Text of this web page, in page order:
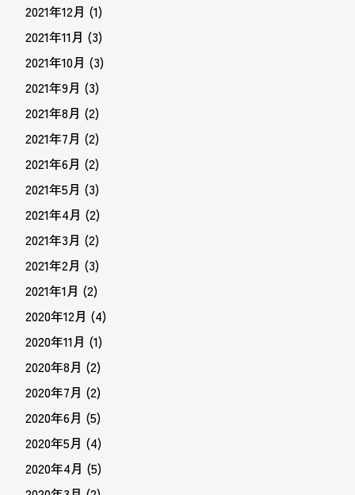
2021年12月 (1)
2021年11月 (3)
2021年10月 (3)
2021年9月 (3)
2021年8月 (2)
2021年7月 (2)
2021年6月 (2)
2021年5月 (3)
2021年4月 (2)
2021年3月 (2)
2021年2月 (3)
2021年1月 (2)
2020年12月 (4)
2020年11月 (1)
2020年8月 (2)
2020年7月 (2)
2020年6月 (5)
2020年5月 (4)
2020年4月 (5)